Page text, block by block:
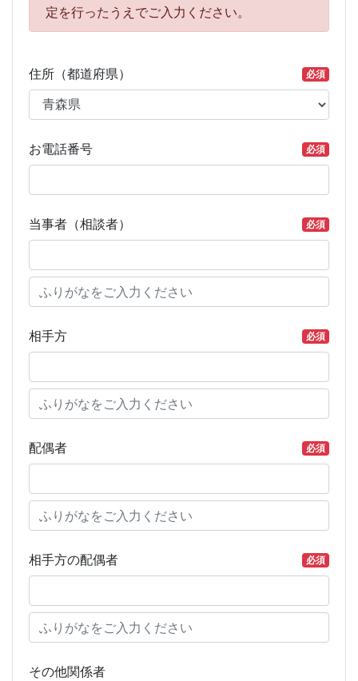
定を行ったうえでご入力ください。
住所（都道府県） 必須
お電話番号 必須
当事者（相談者） 必須
相手方 必須
配偶者 必須
相手方の配偶者 必須
その他関係者